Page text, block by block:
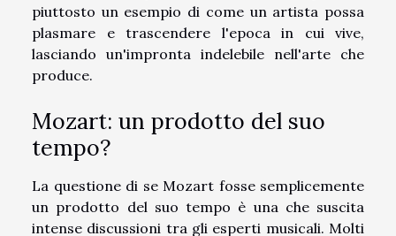
piuttosto un esempio di come un artista possa
plasmare e trascendere l'epoca in cui vive,
lasciando un'impronta indelebile nell'arte che
produce.
Mozart: un prodotto del suo
tempo?
La questione di se Mozart fosse semplicemente
un prodotto del suo tempo è una che suscita
intense discussioni tra gli esperti musicali. Molti